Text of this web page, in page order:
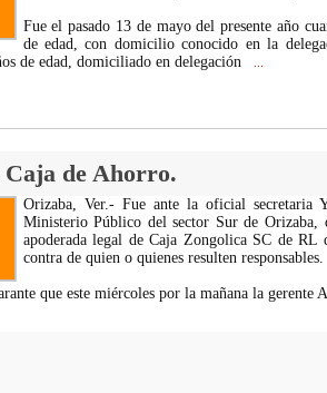
Fue el pasado 13 de mayo del presente año
de edad, con domicilio conocido en la
de edad, domiciliado en delegación
Caja de Ahorro.
Orizaba, Ver.- Fue ante la oficial secretaria
Ministerio Público del sector Sur de Orizaba,
apoderada legal de Caja Zongolica SC de
contra de quien o quienes resulten responsables.
que este miércoles por la mañana la gerente